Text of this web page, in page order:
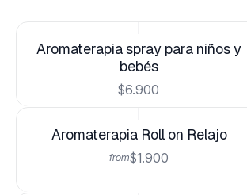
Aromaterapia spray para niños y
bebés
$6.900
Aromaterapia Roll on Relajo
from$1.900